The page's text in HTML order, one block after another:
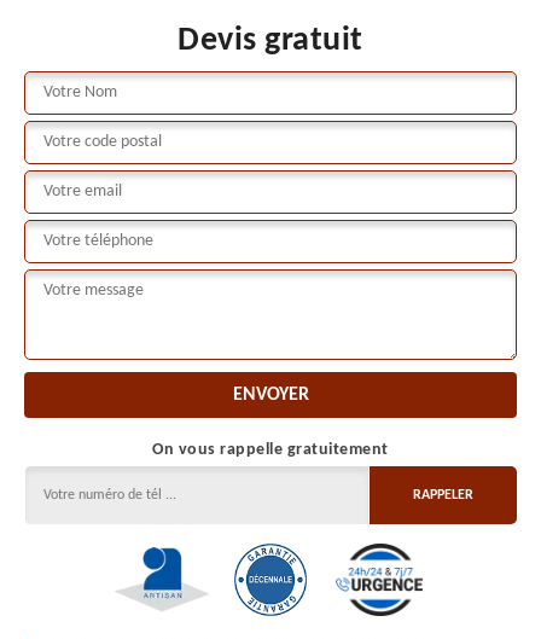
Devis gratuit
On vous rappelle gratuitement